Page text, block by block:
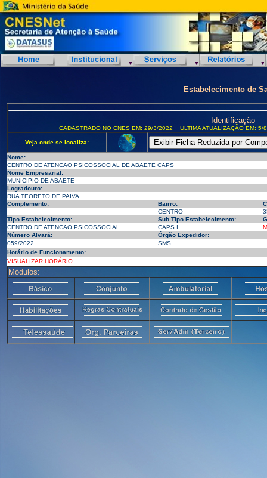
Estabelecimento de
Identificação
CADASTRADO NO CNES EM: 29/3/2022 ULTIMA ATUALIZAÇÃO EM:
Veja onde se localiza:
Nome:
CENTRO DE ATENCAO PSICOSSOCIAL DE ABAETE CAPS
Nome Empresarial:
MUNICIPIO DE ABAETE
Logradouro:
RUA TEORETO DE PAIVA
Complemento:
Bairro:
CENTRO
Tipo Estabelecimento:
Sub Tipo Estabelecimento:
CENTRO DE ATENCAO PSICOSSOCIAL
CAPS I
Número Alvará:
Órgão Expedidor:
059/2022
SMS
Horário de Funcionamento:
VISUALIZAR HORÁRIO
Módulos: